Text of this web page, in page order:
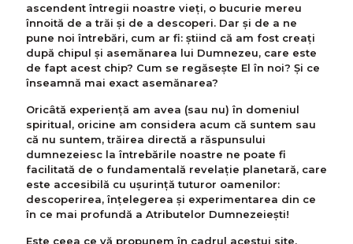
ascendent întregii noastre vieți, o bucurie mereu
înnoită de a trăi și de a descoperi. Dar și de a ne
pune noi întrebări, cum ar fi: știind că am fost creați
după chipul și asemănarea lui Dumnezeu, care este
de fapt acest chip? Cum se regăsește El în noi? Și ce
înseamnă mai exact asemănarea?
Oricâtă experiență am avea (sau nu) în domeniul
spiritual, oricine am considera acum că suntem sau
că nu suntem, trăirea directă a răspunsului
dumnezeiesc la întrebările noastre ne poate fi
facilitată de o fundamentală revelație planetară, care
este accesibilă cu ușurință tuturor oamenilor:
descoperirea, înțelegerea și experimentarea din ce
în ce mai profundă a Atributelor Dumnezeiești!
Este ceea ce vă propunem în cadrul acestui site,